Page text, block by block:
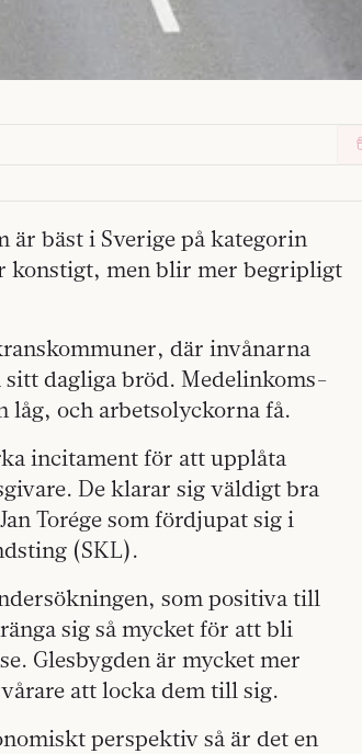
är bäst i Sverige på kategorin
konstigt, men blir mer begripligt
där invånarna
dagliga bröd. Medelinkoms­
låg, och arbetsolyckorna få.
incitament för att upplåta
De klarar sig väldigt bra
Torége som fördjupat sig i
(SKL).
som positiva till
sig så mycket för att bli
Glesbygden är mycket mer
att locka dem till sig.
perspektiv så är det en